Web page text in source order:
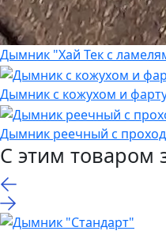
Дымник "Хай Тек с
Дымник с кожухом и
Дымник реечный с
С этим товаром